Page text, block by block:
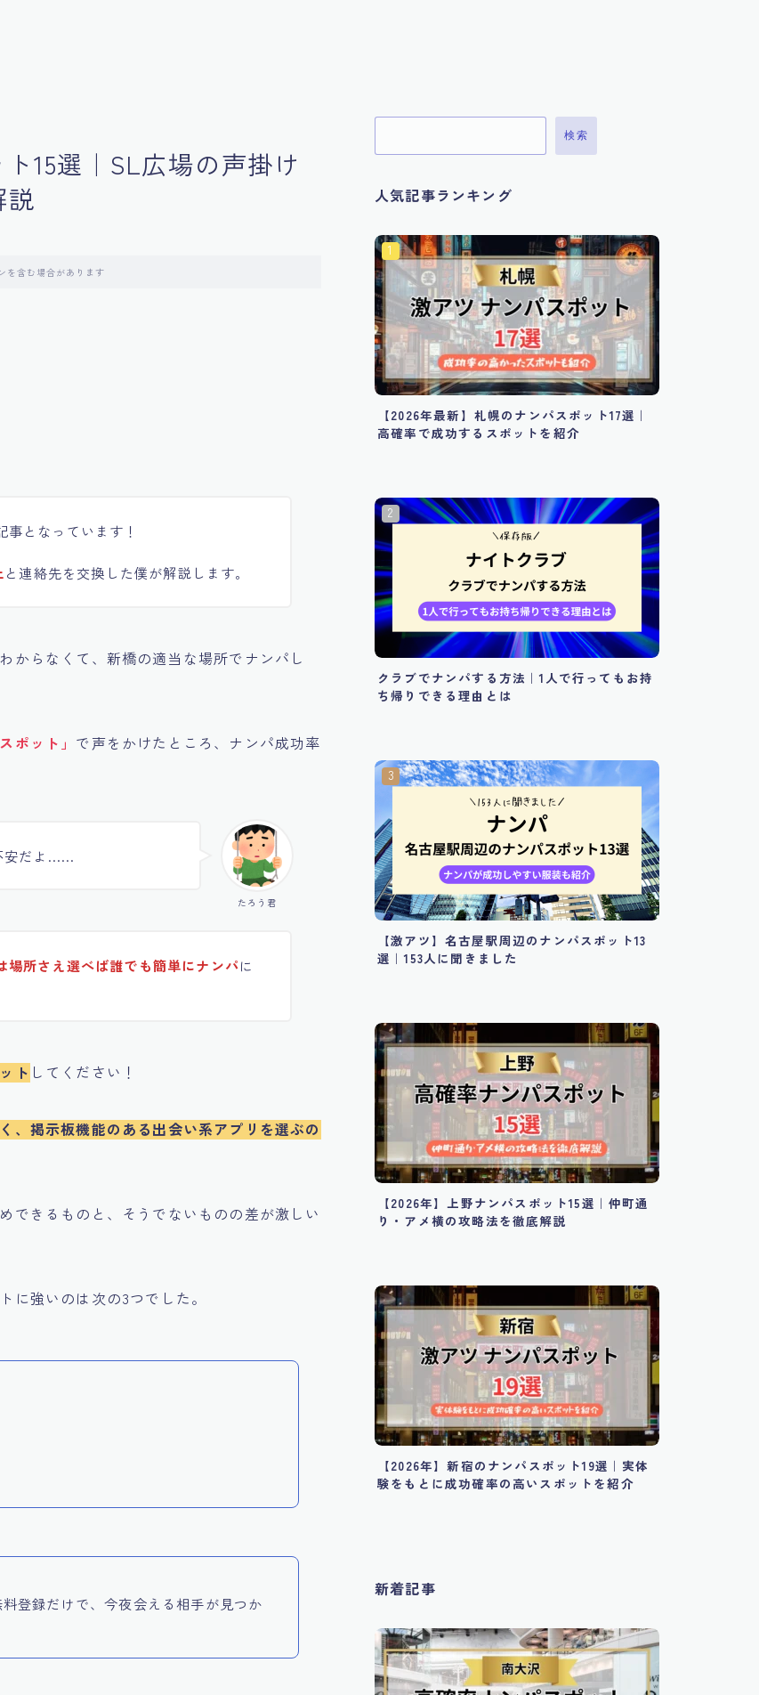
15選｜SL広場の声掛け
説
を含む場合があります
となっています！
と連絡先を交換した僕が解説します。
からなくて、新橋の適当な場所でナンパし
ポット」 で声をかけたところ、ナンパ成功率
たろう君
安だよ……
場所さえ選べば誰でも簡単にナンパに
ト してください！
、掲示板機能のある出会い系アプリを選ぶの
できるものと、そうでないものの差が激しい
に強いのは次の3つでした。
登録だけで、今夜会える相手が見つか
検索
人気記事ランキング
【2026年最新】札幌のナンパスポット17選｜
高確率で成功するスポットを紹介
クラブでナンパする方法｜1人で行ってもお持
ち帰りできる理由とは
【激アツ】名古屋駅周辺のナンパスポット13
選｜153人に聞きました
【2026年】上野ナンパスポット15選｜仲町通
り・アメ横の攻略法を徹底解説
【2026年】新宿のナンパスポット19選｜実体
験をもとに成功確率の高いスポットを紹介
新着記事